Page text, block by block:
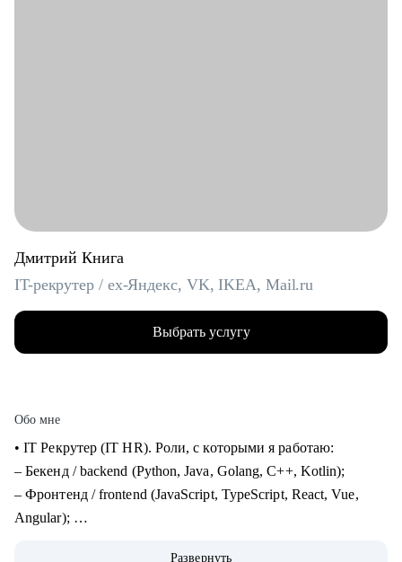
Дмитрий Книга
IT-рекрутер / ex-Яндекс, VK, IKEA, Mail.ru
Выбрать услугу
Обо мне
• IT Рекрутер (IT HR). Роли, с которыми я работаю:
– Бекенд / backend (Python, Java, Golang, C++, Kotlin);
– Фронтенд / frontend (JavaScript, TypeScript, React, Vue,
Angular);
Развернуть